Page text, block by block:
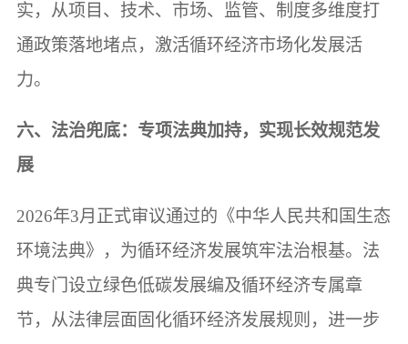
实，从项目、技术、市场、监管、制度多维度打
通政策落地堵点，激活循环经济市场化发展活
力。
六、法治兜底：专项法典加持，实现长效规范发
展
2026年3月正式审议通过的《中华人民共和国生态
环境法典》，为循环经济发展筑牢法治根基。法
典专门设立绿色低碳发展编及循环经济专属章
节，从法律层面固化循环经济发展规则，进一步